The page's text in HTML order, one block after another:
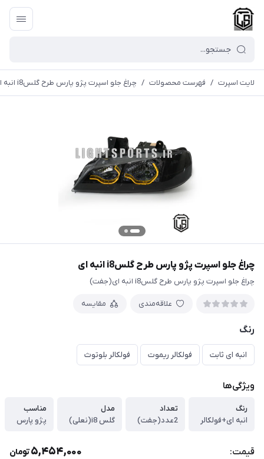
لایت اسپرت / فهرست محصولات / چراغ جلو اسپرت پژو پارس طرح گلسi8 انبه ای
چراغ جلو اسپرت پژو پارس طرح گلسi8 انبه ای
چراغ جلو اسپرت پژو پارس طرح گلسi8 انبه ای(جفت)
علاقه‌مندی مقایسه
رنگ
انبه ای ثابت فولکالر ریموت فولکالر بلوتوث
ویژگی‌ها
رنگ
انبه ای+فولکالر
تعداد
2عدد(جفت)
مدل
گلس i8(نعلی)
مناسب
پژو پارس
قیمت: 5,454,000تومان